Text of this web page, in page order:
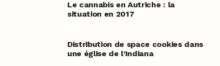
Le cannabis en Autriche : la
situation en 2017
Distribution de space cookies dans
une église de l’Indiana